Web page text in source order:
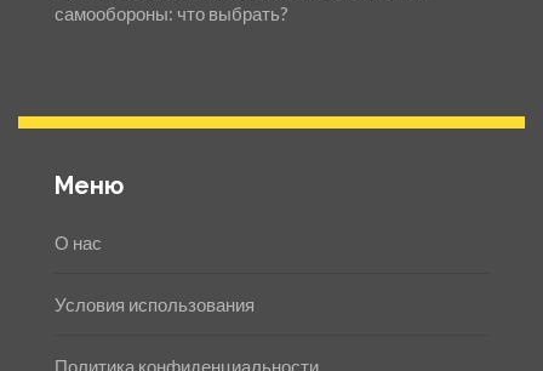
самообороны: что выбрать?
Меню
О нас
Условия использования
Политика конфиденциальности